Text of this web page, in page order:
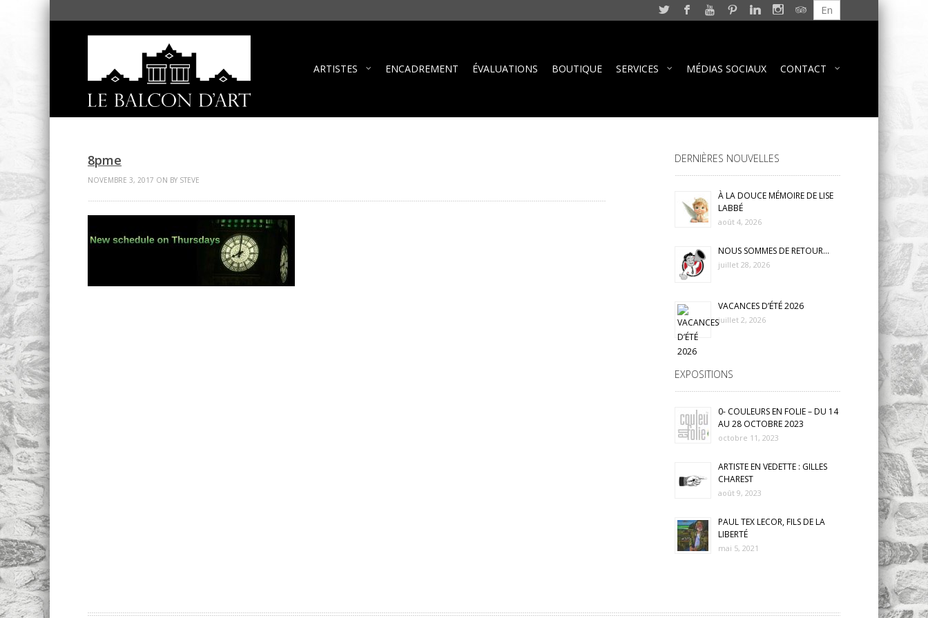
En
ARTISTES ENCADREMENT ÉVALUATIONS BOUTIQUE SERVICES MÉDIAS SOCIAUX CONTACT
8pme
NOVEMBRE 3, 2017 ON BY STEVE
DERNIÈRES NOUVELLES
À LA DOUCE MÉMOIRE DE LISE
LABBÉ
août 4, 2026
NOUS SOMMES DE RETOUR…
juillet 28, 2026
VACANCES D’ÉTÉ 2026
juillet 2, 2026
EXPOSITIONS
0- COULEURS EN FOLIE – DU 14
AU 28 OCTOBRE 2023
octobre 11, 2023
ARTISTE EN VEDETTE : GILLES
CHAREST
août 9, 2023
PAUL TEX LECOR, FILS DE LA
LIBERTÉ
mai 5, 2021